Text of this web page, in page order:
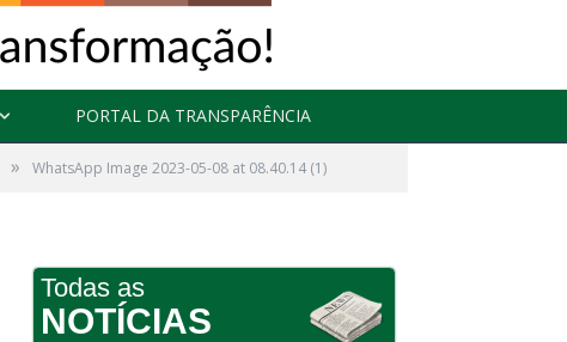
PORTAL DA TRANSPARÊNCIA
» WhatsApp Image 2023-05-08 at 08.40.14 (1)
Todas as
NOTÍCIAS